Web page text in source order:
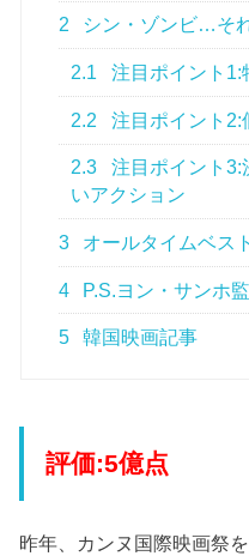
2 シン・ゾンビ…そ
2.1 注目ポイント1:
2.2 注目ポイント2:
2.3
注目ポイント3:
いアクション
3 オールタイムベス
4 P.S.ヨン・サンホ
5 韓国映画記事
評価:5億点
昨年、カンヌ国際映画祭